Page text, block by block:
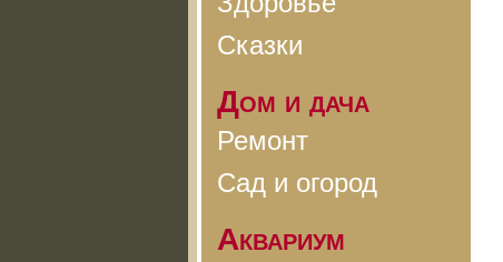
Сказки
Дом и дача
Ремонт
Сад и огород
Аквариум